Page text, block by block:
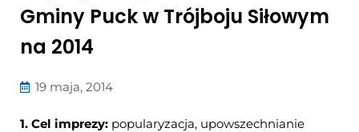
Gminy Puck w Trójboju Siłowym
na 2014
19 maja, 2014
1. Cel imprezy: popularyzacja, upowszechnianie